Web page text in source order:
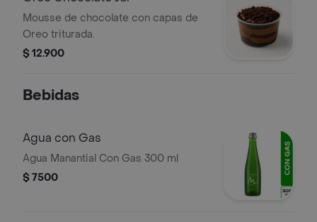
Mousse de chocolate con capas de
Oreo triturada.
$ 12.900
Bebidas
Agua con Gas
Agua Manantial Con Gas 300 ml
$ 7500